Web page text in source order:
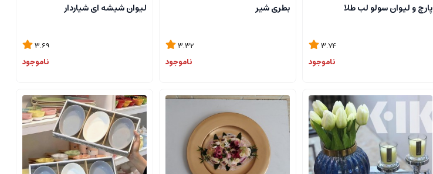
پارچ و لیوان سولو لب طلا
3.74
ناموجود
بطری شیر
3.32
ناموجود
لیوان شیشه ای شیاردار
3.69
ناموجود